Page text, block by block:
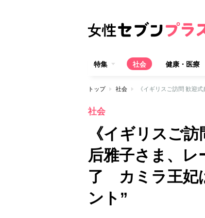
特集 社会 健康・医療
トップ 社会
社会
《イギリスご
后雅子さま、
了 カミラ王妃
ント”